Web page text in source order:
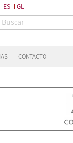
ES GL
CONTACTO